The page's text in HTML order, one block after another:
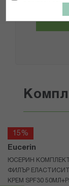
15%
Eucerin
ЮСЕРИН
ФИЛЪР
КРЕМ SPF30